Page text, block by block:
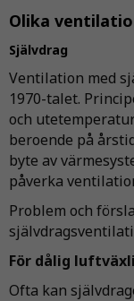
Olika
Självdrag
Ventilation med
1970-talet.
och
beroende på
byte av
påverka
Problem och
För dålig
Ofta kan